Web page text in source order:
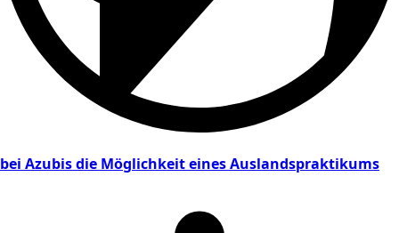
bei Azubis die Möglichkeit eines Auslandspraktikums